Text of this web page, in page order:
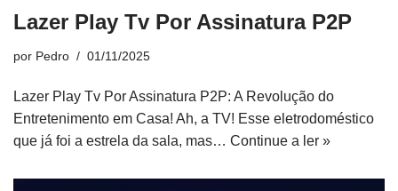
Lazer Play Tv Por Assinatura P2P
por Pedro 01/11/2025
Lazer Play Tv Por Assinatura P2P: A Revolução do
Entretenimento em Casa! Ah, a TV! Esse eletrodoméstico
que já foi a estrela da sala, mas… Continue a ler »